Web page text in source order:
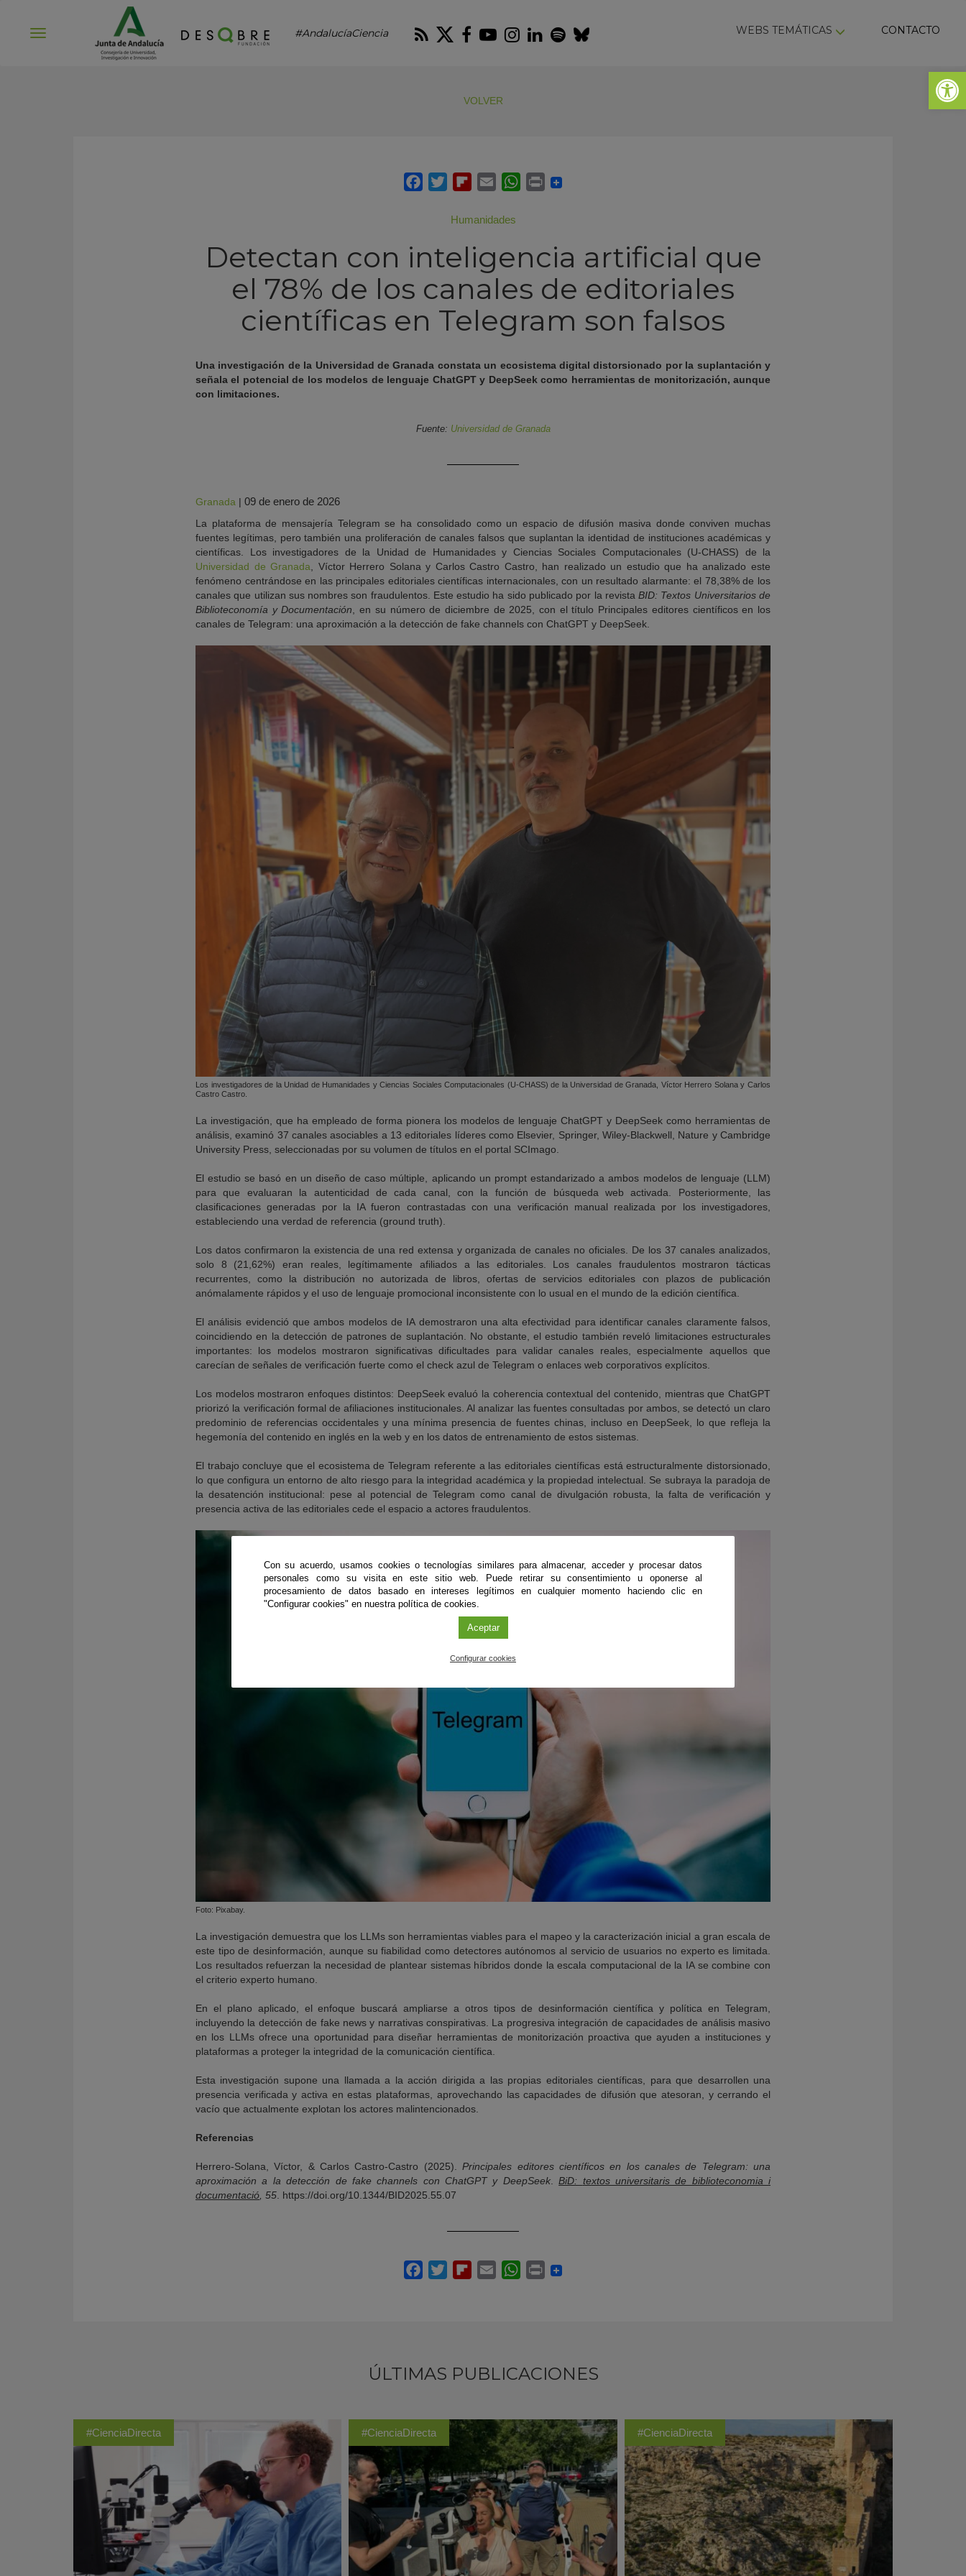
Abrir
#AndalucíaCiencia RSS Twitter
Facebook
Youtube
Instagram
LinkedIn
Spotify
Bluesky WEBS TEMÁTICAS CONTACTO
VOLVER
Humanidades
Detectan con inteligencia artificial que
el 78% de los canales de editoriales
científicas en Telegram son falsos
Una investigación de la Universidad de Granada constata un ecosistema digital distorsionado por la suplantación y
señala el potencial de los modelos de lenguaje ChatGPT y DeepSeek como herramientas de monitorización, aunque
con limitaciones.
Fuente: Universidad de Granada
Granada | 09 de enero de 2026
La plataforma de mensajería Telegram se ha consolidado como un espacio de difusión masiva donde conviven muchas
fuentes legítimas, pero también una proliferación de canales falsos que suplantan la identidad de instituciones académicas y
científicas. Los investigadores de la Unidad de Humanidades y Ciencias Sociales Computacionales (U-CHASS) de la
Universidad de Granada , Víctor Herrero Solana y Carlos Castro Castro, han realizado un estudio que ha analizado este
fenómeno centrándose en las principales editoriales científicas internacionales, con un resultado alarmante: el 78,38% de los
canales que utilizan sus nombres son fraudulentos. Este estudio ha sido publicado por la revistaBID: Textos Universitarios de
Biblioteconomía y Documentación , en su número de diciembre de 2025, con el título Principales editores científicos en los
canales de Telegram: una aproximación a la detección de fake channels con ChatGPT y DeepSeek.
Los investigadores de la Unidad de Humanidades y Ciencias Sociales Computacionales (U-CHASS) de la Universidad de Granada, Víctor Herrero Solana y Carlos
Castro Castro.
La investigación, que ha empleado de forma pionera los modelos de lenguaje ChatGPT y DeepSeek como herramientas de
análisis, examinó 37 canales asociables a 13 editoriales líderes como Elsevier, Springer, Wiley-Blackwell, Nature y Cambridge
University Press, seleccionadas por su volumen de títulos en el portal SCImago.
El estudio se basó en un diseño de caso múltiple, aplicando un prompt estandarizado a ambos modelos de lenguaje (LLM)
para que evaluaran la autenticidad de cada canal, con la función de búsqueda web activada. Posteriormente, las
clasificaciones generadas por la IA fueron contrastadas con una verificación manual realizada por los investigadores,
estableciendo una verdad de referencia (ground truth).
Los datos confirmaron la existencia de una red extensa y organizada de canales no oficiales. De los 37 canales analizados,
solo 8 (21,62%) eran reales, legítimamente afiliados a las editoriales. Los canales fraudulentos mostraron tácticas
recurrentes, como la distribución no autorizada de libros, ofertas de servicios editoriales con plazos de publicación
anómalamente rápidos y el uso de lenguaje promocional inconsistente con lo usual en el mundo de la edición científica.
El análisis evidenció que ambos modelos de IA demostraron una alta efectividad para identificar canales claramente falsos,
coincidiendo en la detección de patrones de suplantación. No obstante, el estudio también reveló limitaciones estructurales
importantes: los modelos mostraron significativas dificultades para validar canales reales, especialmente aquellos que
carecían de señales de verificación fuerte como el check azul de Telegram o enlaces web corporativos explícitos.
Los modelos mostraron enfoques distintos: DeepSeek evaluó la coherencia contextual del contenido, mientras que ChatGPT
priorizó la verificación formal de afiliaciones institucionales. Al analizar las fuentes consultadas por ambos, se detectó un claro
predominio de referencias occidentales y una mínima presencia de fuentes chinas, incluso en DeepSeek, lo que refleja la
hegemonía del contenido en inglés en la web y en los datos de entrenamiento de estos sistemas.
El trabajo concluye que el ecosistema de Telegram referente a las editoriales científicas está estructuralmente distorsionado,
lo que configura un entorno de alto riesgo para la integridad académica y la propiedad intelectual. Se subraya la paradoja de
la desatención institucional: pese al potencial de Telegram como canal de divulgación robusta, la falta de verificación y
presencia activa de las editoriales cede el espacio a actores fraudulentos.
Foto: Pixabay.
La investigación demuestra que los LLMs son herramientas viables para el mapeo y la caracterización inicial a gran escala de
este tipo de desinformación, aunque su fiabilidad como detectores autónomos al servicio de usuarios no experto es limitada.
Los resultados refuerzan la necesidad de plantear sistemas híbridos donde la escala computacional de la IA se combine con
el criterio experto humano.
En el plano aplicado, el enfoque buscará ampliarse a otros tipos de desinformación científica y política en Telegram,
incluyendo la detección de fake news y narrativas conspirativas. La progresiva integración de capacidades de análisis masivo
en los LLMs ofrece una oportunidad para diseñar herramientas de monitorización proactiva que ayuden a instituciones y
plataformas a proteger la integridad de la comunicación científica.
Esta investigación supone una llamada a la acción dirigida a las propias editoriales científicas, para que desarrollen una
presencia verificada y activa en estas plataformas, aprovechando las capacidades de difusión que atesoran, y cerrando el
vacío que actualmente explotan los actores malintencionados.
Referencias
Herrero-Solana, Víctor, & Carlos Castro-Castro (2025).Principales editores científicos en los canales de Telegram: una
aproximación a la detección de fake channels con ChatGPT y DeepSeek.BiD: textos universitaris de biblioteconomia i
documentació , 55 . https://doi.org/10.1344/BID2025.55.07
ÚLTIMAS PUBLICACIONES
#CienciaDirecta #CienciaDirecta #CienciaDirecta
Con su acuerdo, usamos cookies o tecnologías similares para almacenar, acceder y procesar datos
personales como su visita en este sitio web. Puede retirar su consentimiento u oponerse al
procesamiento de datos basado en intereses legítimos en cualquier momento haciendo clic en
"Configurar cookies" en nuestra política de cookies.
Aceptar
Configurar cookies